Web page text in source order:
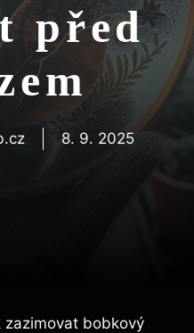
před
8. 9. 2025
zazimovat bobkový